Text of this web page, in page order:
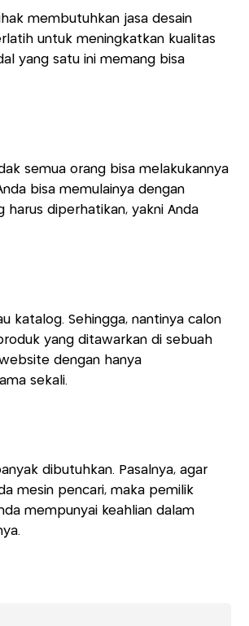
membutuhkan jasa desain
untuk meningkatkan kualitas
yang satu ini memang bisa
semua orang bisa melakukannya
bisa memulainya dengan
harus diperhatikan, yakni Anda
katalog. Sehingga, nantinya calon
yang ditawarkan di sebuah
dengan hanya
sekali.
dibutuhkan. Pasalnya, agar
mesin pencari, maka pemilik
mempunyai keahlian dalam